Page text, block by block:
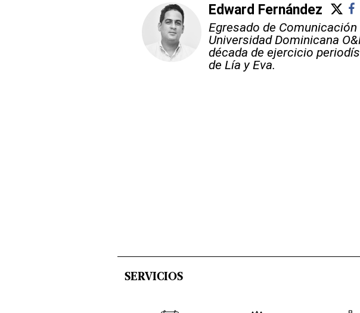
Edward Fernández
Egresado de Comunicación
Universidad Dominicana
década de ejercicio
de Lía y Eva.
SERVICIOS